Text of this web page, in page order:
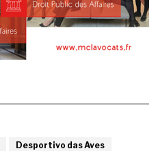
Desportivo das Aves